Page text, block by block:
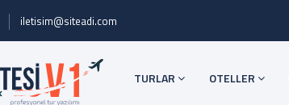
iletisim@siteadi.com
TURLAR OTELLER